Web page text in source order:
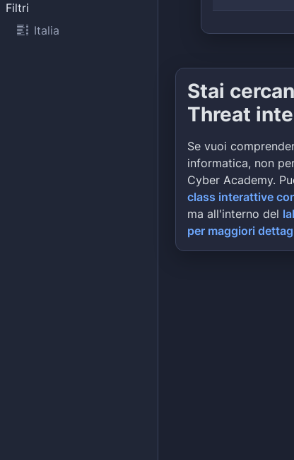
Filtri
Italia
Stai
Threat
Se vuoi
informatica, non
Cyber Academy.
class interattive
ma all'interno del
per maggiori